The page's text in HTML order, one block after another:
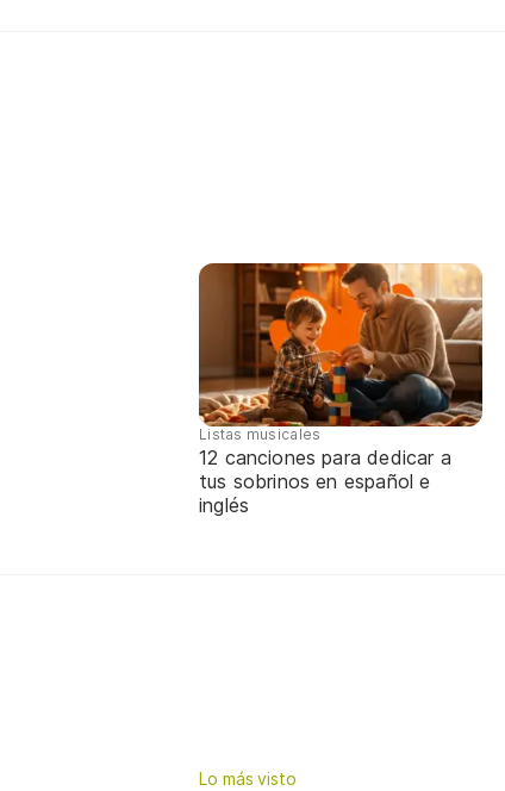
Listas musicales
12 canciones para dedicar a
tus sobrinos en español e
inglés
Lo más visto